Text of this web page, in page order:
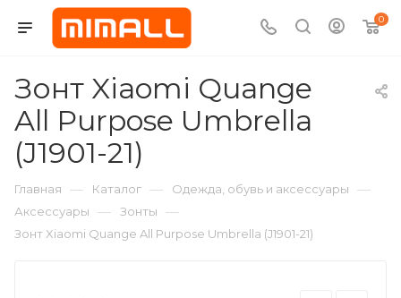
0
Зонт Xiaomi Quange
All Purpose Umbrella
(J1901-21)
Главная — Каталог — Одежда, обувь и аксессуары —
Аксессуары — Зонты —
Зонт Xiaomi Quange All Purpose Umbrella (J1901-21)